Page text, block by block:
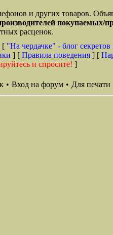
и других товаров.
покупаемых/
расценок.
[ "На чердачке" - блог
] [ Правила поведения ] [
и спросите! ]
• Вход на форум • Для печати